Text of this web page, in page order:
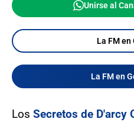
Unirse al
La FM en
La FM en
Los Secretos de D'arcy